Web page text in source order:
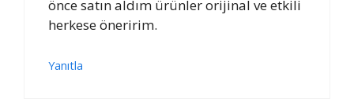
önce satın aldım ürünler orijinal ve etkili
herkese öneririm.
Yanıtla